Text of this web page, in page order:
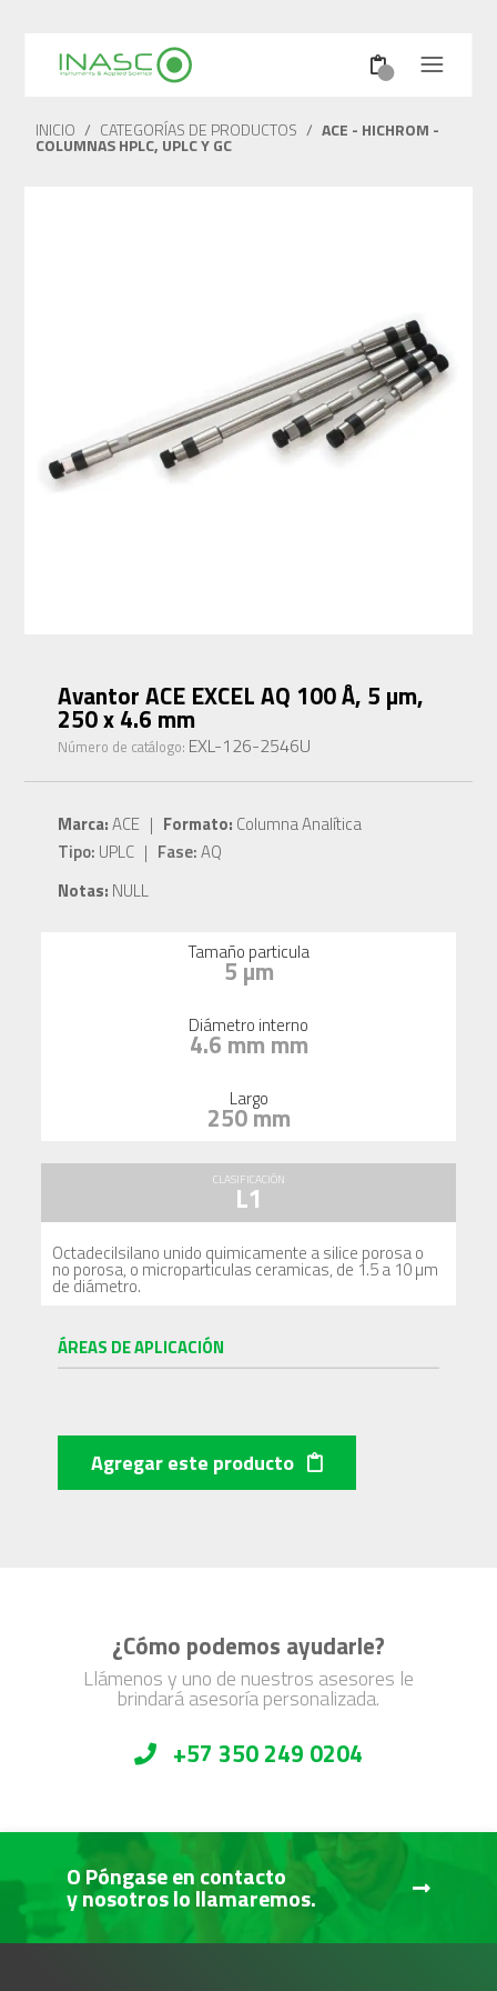
INICIO / CATEGORÍAS DE PRODUCTOS / ACE - HICHROM -
COLUMNAS HPLC, UPLC Y GC
Avantor ACE EXCEL AQ 100 Å, 5 µm,
250 x 4.6 mm
Número de catálogo: EXL-126-2546U
Marca:ACE | Formato: Columna Analítica
Tipo: UPLC | Fase:AQ
Notas: NULL
Tamaño particula
5 µm
Diámetro interno
4.6 mm mm
Largo
250 mm
CLASIFICACIÓN
L1
Octadecilsilano unido quimicamente a silice porosa o
no porosa, o microparticulas ceramicas, de 1.5 a 10 µm
de diámetro.
ÁREAS DE APLICACIÓN
Agregar este producto
¿Cómo podemos ayudarle?
Llámenos y uno de nuestros asesores le
brindará asesoría personalizada.
+57 350 249 0204
O Póngase en contacto
y nosotros lo llamaremos.